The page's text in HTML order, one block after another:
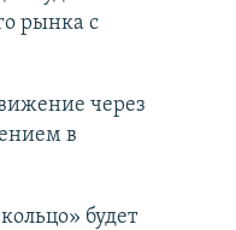
рынка с
через
в
будет